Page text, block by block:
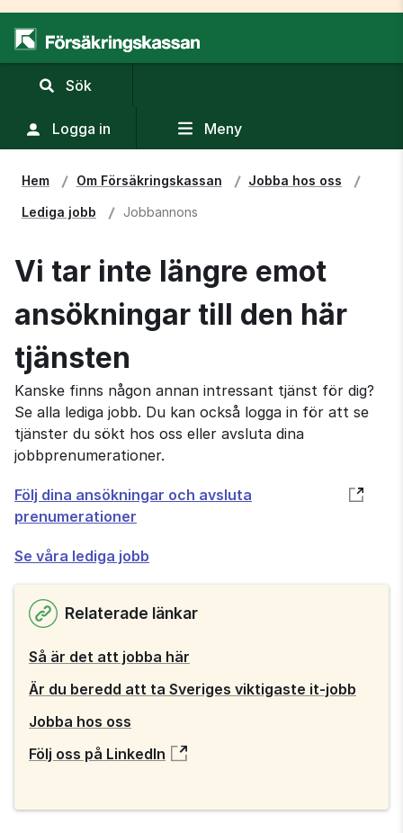
Sök
sökfält
Logga in Meny
Hem Om Försäkringskassan Jobba hos oss
Lediga jobb Jobbannons
Vi tar inte längre emot
ansökningar till den här
tjänsten
Kanske finns någon annan intressant tjänst för dig?
Se alla lediga jobb. Du kan också logga in för att se
tjänster du sökt hos oss eller avsluta dina
jobbprenumerationer.
Följ dina ansökningar och avsluta
prenumerationer
Öppnas
i
fönster
Se våra lediga jobb
Relaterade länkar
Så är det att jobba här
Är du beredd att ta Sveriges viktigaste it-jobb
Jobba hos oss
Följ oss på LinkedIn